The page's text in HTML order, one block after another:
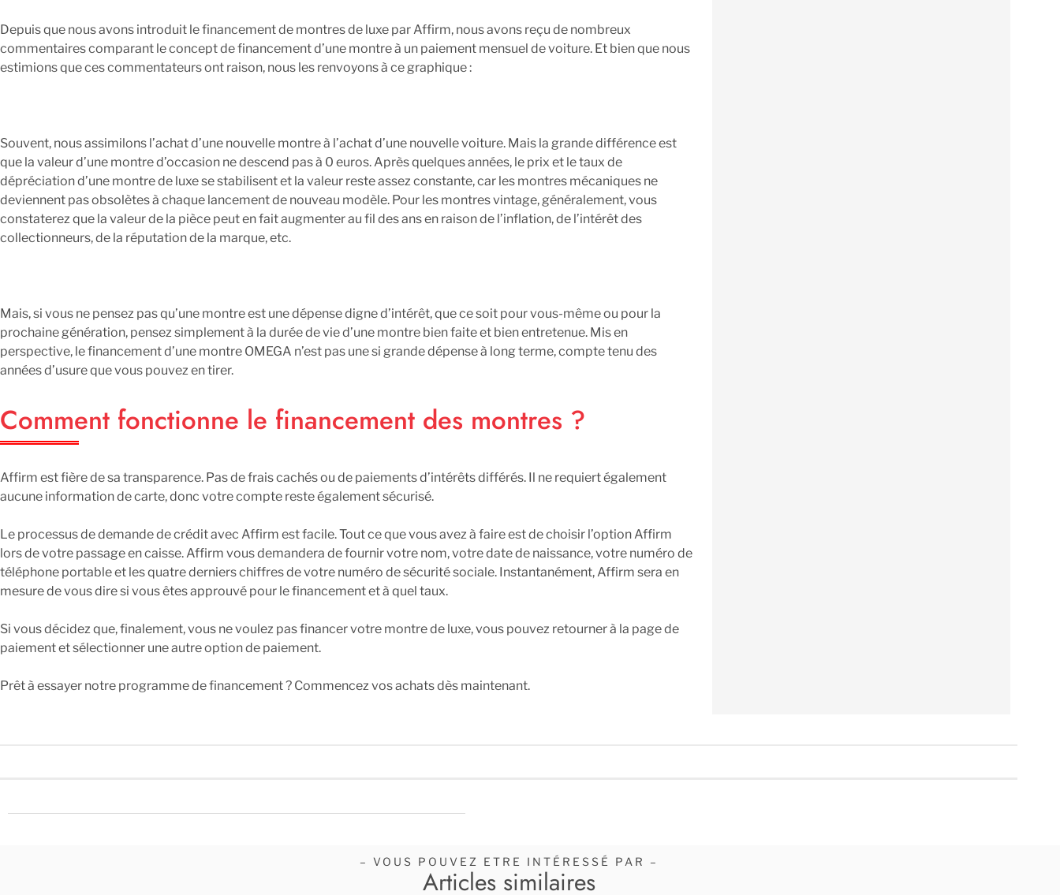
Depuis que nous avons introduit le financement de montres de luxe par Affirm, nous avons reçu de nombreux
commentaires comparant le concept de financement d’une montre à un paiement mensuel de voiture. Et bien que nous
estimions que ces commentateurs ont raison, nous les renvoyons à ce graphique :
Souvent, nous assimilons l’achat d’une nouvelle montre à l’achat d’une nouvelle voiture. Mais la grande différence est
que la valeur d’une montre d’occasion ne descend pas à 0 euros. Après quelques années, le prix et le taux de
dépréciation d’une montre de luxe se stabilisent et la valeur reste assez constante, car les montres mécaniques ne
deviennent pas obsolètes à chaque lancement de nouveau modèle. Pour les montres vintage, généralement, vous
constaterez que la valeur de la pièce peut en fait augmenter au fil des ans en raison de l’inflation, de l’intérêt des
collectionneurs, de la réputation de la marque, etc.
Mais, si vous ne pensez pas qu’une montre est une dépense digne d’intérêt, que ce soit pour vous-même ou pour la
prochaine génération, pensez simplement à la durée de vie d’une montre bien faite et bien entretenue. Mis en
perspective, le financement d’une montre OMEGA n’est pas une si grande dépense à long terme, compte tenu des
années d’usure que vous pouvez en tirer.
Comment fonctionne le financement des montres ?
Affirm est fière de sa transparence. Pas de frais cachés ou de paiements d’intérêts différés. Il ne requiert également
aucune information de carte, donc votre compte reste également sécurisé.
Le processus de demande de crédit avec Affirm est facile. Tout ce que vous avez à faire est de choisir l’option Affirm
lors de votre passage en caisse. Affirm vous demandera de fournir votre nom, votre date de naissance, votre numéro de
téléphone portable et les quatre derniers chiffres de votre numéro de sécurité sociale. Instantanément, Affirm sera en
mesure de vous dire si vous êtes approuvé pour le financement et à quel taux.
Si vous décidez que, finalement, vous ne voulez pas financer votre montre de luxe, vous pouvez retourner à la page de
paiement et sélectionner une autre option de paiement.
Prêt à essayer notre programme de financement ? Commencez vos achats dès maintenant.
– VOUS POUVEZ ETRE INTÉRESSÉ PAR –
Articles similaires